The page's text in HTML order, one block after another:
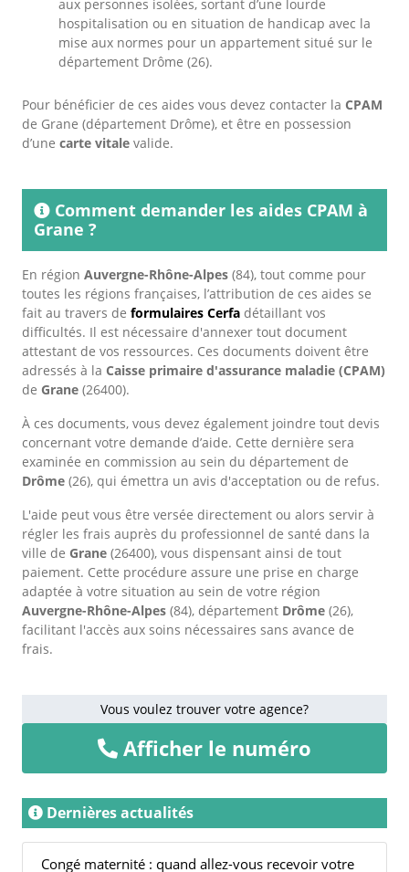
aux personnes isolées, sortant d’une lourde
hospitalisation ou en situation de handicap avec la
mise aux normes pour un appartement situé sur le
département Drôme (26).
Pour bénéficier de ces aides vous devez contacter la CPAM
de Grane (département Drôme), et être en possession
d’une carte vitale valide.
Comment demander les aides CPAM à
Grane ?
En région Auvergne-Rhône-Alpes (84), tout comme pour
toutes les régions françaises, l’attribution de ces aides se
fait au travers de formulaires Cerfa détaillant vos
difficultés. Il est nécessaire d'annexer tout document
attestant de vos ressources. Ces documents doivent être
adressés à la Caisse primaire d'assurance maladie (CPAM)
de Grane (26400).
À ces documents, vous devez également joindre tout devis
concernant votre demande d’aide. Cette dernière sera
examinée en commission au sein du département de
Drôme (26), qui émettra un avis d'acceptation ou de refus.
L'aide peut vous être versée directement ou alors servir à
régler les frais auprès du professionnel de santé dans la
ville de Grane (26400), vous dispensant ainsi de tout
paiement. Cette procédure assure une prise en charge
adaptée à votre situation au sein de votre région
Auvergne-Rhône-Alpes (84), département Drôme (26),
facilitant l'accès aux soins nécessaires sans avance de
frais.
Vous voulez trouver votre agence?
Afficher le numéro
Dernières actualités
Congé maternité : quand allez-vous recevoir votre